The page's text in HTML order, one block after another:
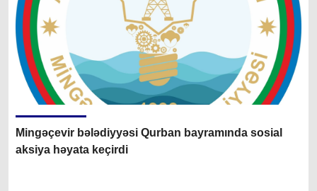
Mingəçevir bələdiyyəsi Qurban bayramında sosial
aksiya həyata keçirdi